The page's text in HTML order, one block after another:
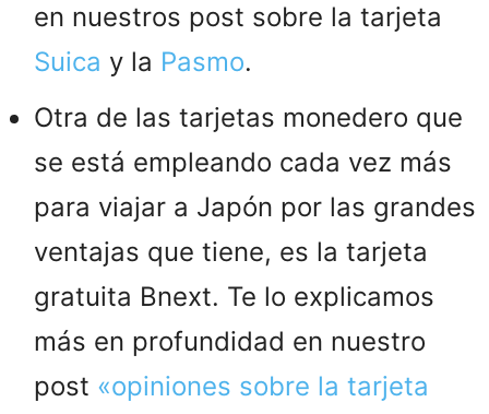
en nuestros post sobre la tarjeta
Suica y la Pasmo.
Otra de las tarjetas monedero que
se está empleando cada vez más
para viajar a Japón por las grandes
ventajas que tiene, es la tarjeta
gratuita Bnext. Te lo explicamos
más en profundidad en nuestro
post «opiniones sobre la tarjeta